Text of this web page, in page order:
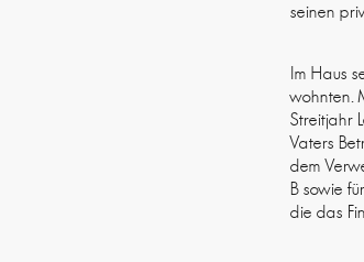
seinen
Im Haus
wohnten.
Streitjahr
Vaters
dem
B sowie
die das